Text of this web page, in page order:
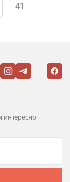
41
интересно